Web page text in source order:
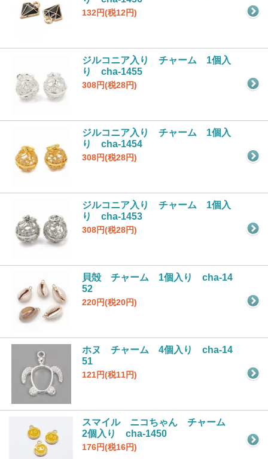
132円(税12円)
ジルコニア入り チャーム 1個入
り cha-1455
308円(税28円)
ジルコニア入り チャーム 1個入
り cha-1454
308円(税28円)
ジルコニア入り チャーム 1個入
り cha-1453
308円(税28円)
貝殻 チャーム 1個入り cha-14
52
220円(税20円)
ホヌ チャーム 4個入り cha-14
51
121円(税11円)
スマイル ニコちゃん チャーム
2個入り cha-1450
176円(税16円)